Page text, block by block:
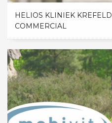
HELIOS KLINIEK KREFELD
COMMERCIAL